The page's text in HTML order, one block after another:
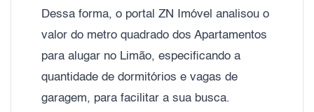
Dessa forma, o portal ZN Imóvel analisou o
valor do metro quadrado dos Apartamentos
para alugar no Limão, especificando a
quantidade de dormitórios e vagas de
garagem, para facilitar a sua busca.